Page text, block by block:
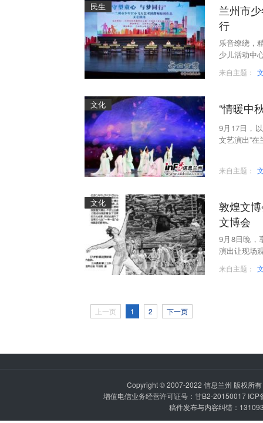
民生
兰州市
行
乐音缭绕，
少儿活动中
来自主题：
文化 “情暖中
9月17日，
文艺演出”
来自主题：
文化
敦煌文
文博会
9月8日晚，
演出让现场
来自主题：
上一页 1 2 下一页
Copyright © 2007-2022 信息兰州 版权所
增值电信业务经营许可证号：甘B2-20150017 ICP
稿件发布与内容纠错：